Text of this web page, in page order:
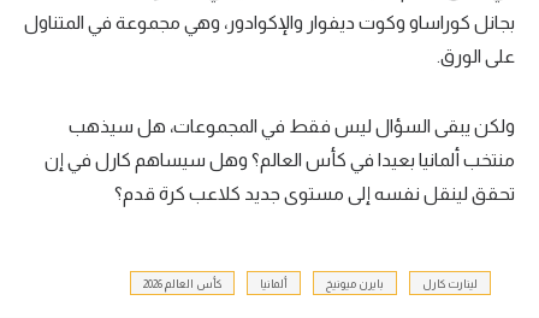
بجانل كوراساو وكوت ديفوار والإكوادور، وهي مجموعة في المتناول
على الورق.
ولكن يبقى السؤال ليس فقط في المجموعات، هل سيذهب
منتخب ألمانيا بعيدا في كأس العالم؟ وهل سيساهم كارل في إن
تحقق لينقل نفسه إلى مستوى جديد كلاعب كرة قدم؟
لينارت كارل بايرن ميونيخ ألمانيا كأس العالم 2026